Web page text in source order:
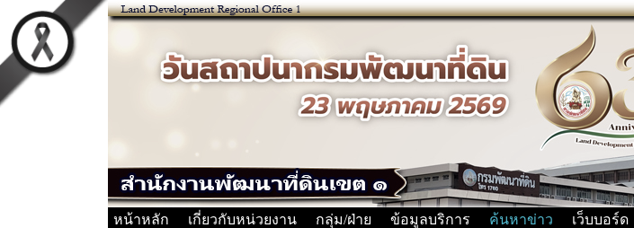
หน้าหลัก เกี่ยวกับหน่วยงาน กลุ่ม/ฝ่าย ข้อมูลบริการ ค้นหาข่าว เว็บบอร์ด